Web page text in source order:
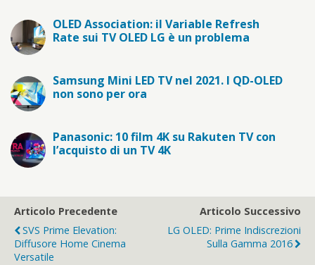
OLED Association: il Variable Refresh
Rate sui TV OLED LG è un problema
Samsung Mini LED TV nel 2021. I QD-OLED
non sono per ora
Panasonic: 10 film 4K su Rakuten TV con
l’acquisto di un TV 4K
Articolo Precedente
SVS Prime Elevation:
Diffusore Home Cinema
Versatile
Articolo Successivo
LG OLED: Prime Indiscrezioni
Sulla Gamma 2016